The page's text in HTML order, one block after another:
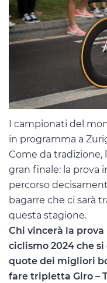
I campionati del
in programma a
Come da tradizione,
gran finale: la prova
percorso
bagarre che ci sarà
questa stagione.
Chi vincerà la
ciclismo 2024 che
quote dei migliori
fare tripletta Giro –